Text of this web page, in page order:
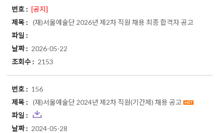
[공지]
(재)서울예술단 2026년 제2차 직원 채용 최종 합격자 공고
2026-05-22
2153
156
(재)서울예술단 2024년 제2차 직원(기간제) 채용 공고
2024-05-28